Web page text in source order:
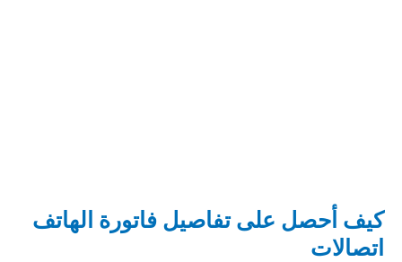
كيف أحصل على تفاصيل فاتورة الهاتف
اتصالات